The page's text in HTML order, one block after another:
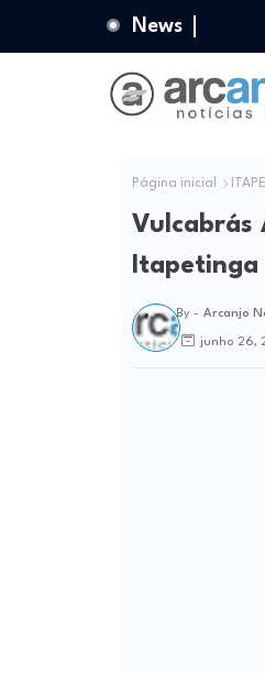
News
Página inicial
Vulcabrás
Itapetinga
By - Arcanjo
junho 26,